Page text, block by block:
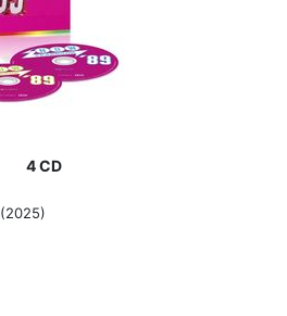
4 CD
(2025)